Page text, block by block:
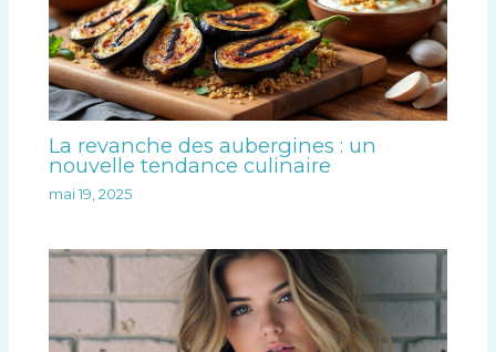
La revanche des aubergines : un
nouvelle tendance culinaire
mai 19, 2025